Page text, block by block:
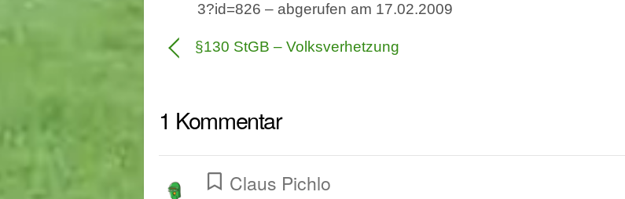
3?id=826 – abgerufen am 17.02.2009
§130 StGB – Volksverhetzung
1 Kommentar
Claus Pichlo